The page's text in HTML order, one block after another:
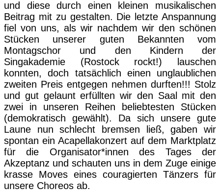
und diese durch einen kleinen musikalischen
Beitrag mit zu gestalten. Die letzte Anspannung
fiel von uns, als wir nachdem wir den schönen
Stücken unserer guten Bekannten vom
Montagschor und den Kindern der
Singakademie (Rostock rockt!) lauschen
konnten, doch tatsächlich einen unglaublichen
zweiten Preis entgegen nehmen durften!!! Stolz
und gut gelaunt erfüllten wir den Saal mit den
zwei in unseren Reihen beliebtesten Stücken
(demokratisch gewählt). Da sich unsere gute
Laune nun schlecht bremsen ließ, gaben wir
spontan ein Acapellakonzert auf dem Marktplatz
für die Organisator*innen des Tages der
Akzeptanz und schauten uns in dem Zuge einige
krasse Moves eines couragierten Tänzers für
unsere Choreos ab.